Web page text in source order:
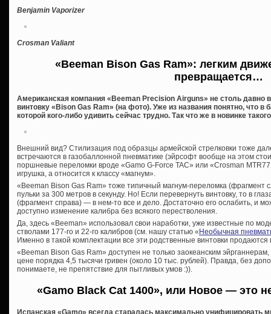
Benjamin Vaporizer
Crosman Valiant
«Beeman Bison Gas Ram»: легким
превращается…
Американская компания «Beeman Precision Airguns» не столь
винтовку «Bison Gas Ram» (на фото). Уже из названия понятно, что в
которой кого-либо удивить сейчас трудно. Так что же в новинке
Внешний вид? Стилизация под образцы армейской стрелковки тоже
встречаются в газобаллонной пневматике (эйрсофт вообще на этом
поршневые переломки вроде «Gamo G-Force TAC» или «Crosman
игрушка, а относится к классу «магнум».
«Beeman Bison Gas Ram» тоже типичный магнум-переломка (фрагмент
пульки за 300 метров в секунду. Но! Если перевернуть винтовку, то в
(фрагмент справа) — в нем-то все и дело. Достаточно его ослабить, и
доступно изменение калибра без всякого перестволения.
Да, здесь «Beeman» использовал свои наработки, уже известные по
стволами 177-го и 22-го калибров (см. нашу статью «Необычная
Именно в такой комплектации все эти родственные винтовки
«Beeman Bison Gas Ram» доступен не только заокеанским
цене порядка 4,5 тысячи гривен (около 10 тыс. рублей). Правда, без
понимаете, не препятствие для пытливых умов :)).
«Gamo Black Cat 1400», или Новое — это
Испанская «Gamo» всегда старалась максимально унифицировать